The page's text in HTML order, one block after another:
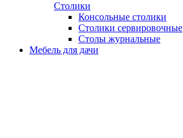
Столики
Консольные столики
Столики сервировочные
Столы журнальные
Мебель для дачи